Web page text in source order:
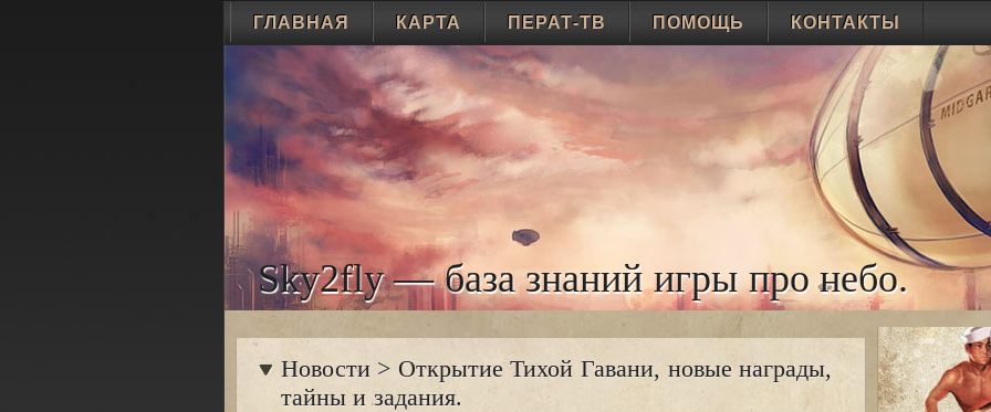
ГЛАВНАЯ КАРТА ПЕРАТ-ТВ ПОМОЩЬ КОНТАКТЫ
Sky2fly — база знаний игры про небо.
Новости> Открытие Тихой Гавани, новые награды,
тайны и задания.